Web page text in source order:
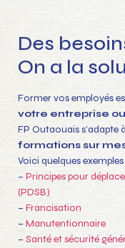
Des
On a la
Former vos employés
votre entreprise
FP Outaouais
formations sur
Voici quelques exemples
– Principes pour
(PDSB)
– Francisation
– Manutentionnaire
– Santé et sécurité